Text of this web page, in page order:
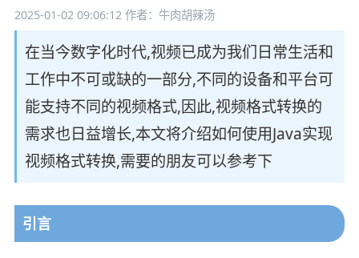
2025-01-02 09:06:12作者：牛肉胡辣汤
在当今数字化时代,视频已成为我们日常生活和
工作中不可或缺的一部分,不同的设备和平台可
能支持不同的视频格式,因此,视频格式转换的
需求也日益增长,本文将介绍如何使用Java实现
视频格式转换,需要的朋友可以参考下
引言